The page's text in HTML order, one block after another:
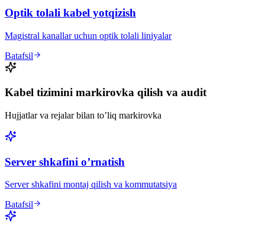
Optik tolali kabel yotqizish
Magistral kanallar uchun optik tolali liniyalar
Batafsil
Kabel tizimini markirovka qilish va audit
Hujjatlar va rejalar bilan to’liq markirovka
Server shkafini o’rnatish
Server shkafini montaj qilish va kommutatsiya
Batafsil